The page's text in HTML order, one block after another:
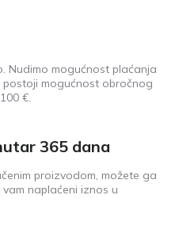
Nudimo mogućnost plaćanja
mogućnost obročnog
€.
365 dana
proizvodom, možete ga
naplaćeni iznos u